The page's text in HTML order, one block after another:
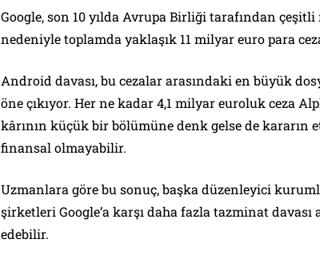
Google, son 10 yılda Avrupa Birliği tarafından
nedeniyle toplamda yaklaşık 11 milyar euro para
Android davası, bu cezalar arasındaki en büyük
öne çıkıyor. Her ne kadar 4,1 milyar euroluk ceza
kârının küçük bir bölümüne denk gelse de kararın
finansal olmayabilir.
Uzmanlara göre bu sonuç, başka düzenleyici
şirketleri Google’a karşı daha fazla tazminat davası
edebilir.